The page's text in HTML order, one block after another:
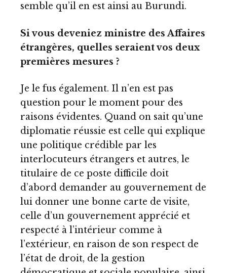
semble qu’il en est ainsi au Burundi.
Si vous deveniez ministre des Affaires
étrangères, quelles seraient vos deux
premières mesures ?
Je le fus également. Il n’en est pas
question pour le moment pour des
raisons évidentes. Quand on sait qu’une
diplomatie réussie est celle qui explique
une politique crédible par les
interlocuteurs étrangers et autres, le
titulaire de ce poste difficile doit
d’abord demander au gouvernement de
lui donner une bonne carte de visite,
celle d’un gouvernement apprécié et
respecté à l’intérieur comme à
l’extérieur, en raison de son respect de
l’état de droit, de la gestion